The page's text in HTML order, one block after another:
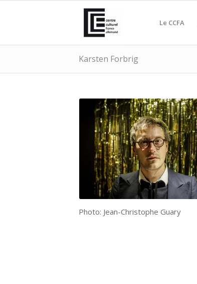
Le CCFA
Karsten Forbrig
Photo: Jean-Christophe Guary